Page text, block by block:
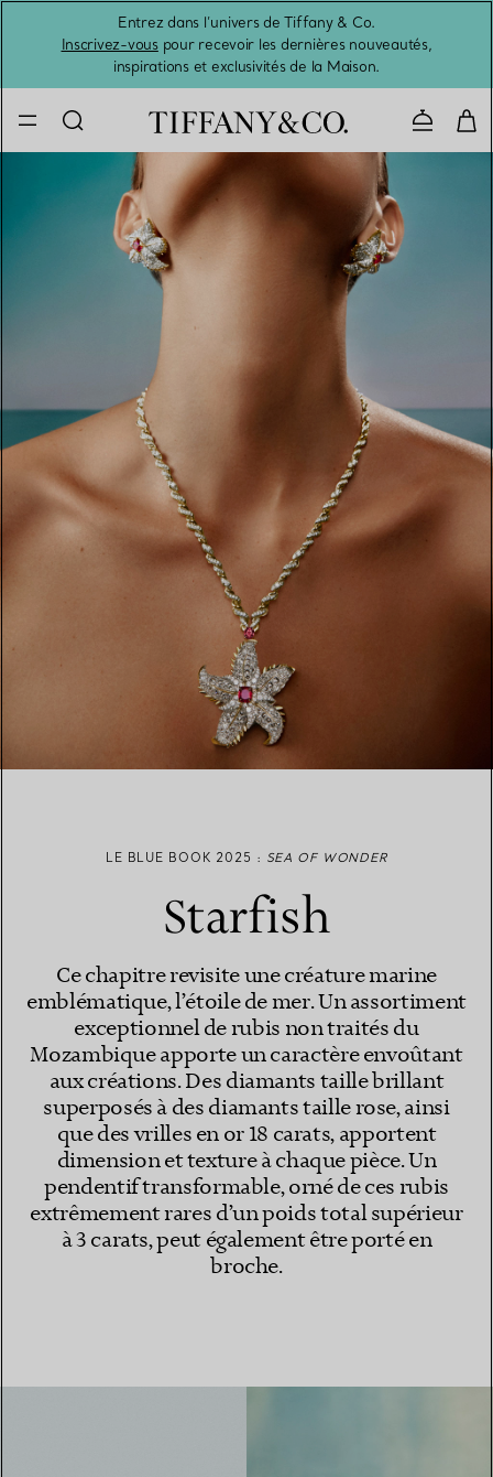
Entrez dans l’univers de Tiffany & Co.
Inscrivez-vouspour recevoir les dernières nouveautés,
inspirations et exclusivités de la Maison.
LE BLUE BOOK 2025 : SEA OF WONDER
Starfish
Ce chapitre revisite une créature marine
emblématique, l’étoile de mer. Un assortiment
exceptionnel de rubis non traités du
Mozambique apporte un caractère envoûtant
aux créations. Des diamants taille brillant
superposés à des diamants taille rose, ainsi
que des vrilles en or 18 carats, apportent
dimension et texture à chaque pièce. Un
pendentif transformable, orné de ces rubis
extrêmement rares d’un poids total supérieur
à 3 carats, peut également être porté en
broche.